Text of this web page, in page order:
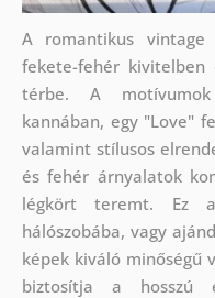
A romantikus
fekete-fehér kivitelben
térbe. A
kannában, egy "Love"
valamint stílusos
és fehér árnyalatok
légkört teremt. Ez
hálószobába, vagy
képek kiváló minőségű
biztosítja a hosszú